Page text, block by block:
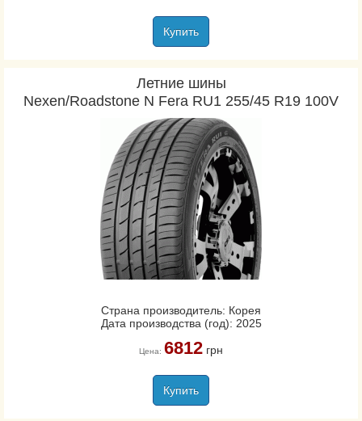
Купить
Летние шины
Nexen/Roadstone N Fera RU1 255/45 R19 100V
Страна производитель: Корея
Дата производства (год): 2025
Цена: 6812грн
Купить